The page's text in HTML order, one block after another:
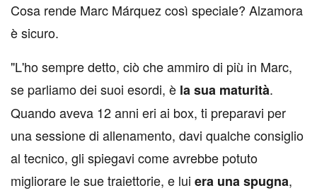
Cosa rende Marc Márquez così speciale? Alzamora
è sicuro.
"L'ho sempre detto, ciò che ammiro di più in Marc,
se parliamo dei suoi esordi, è la sua maturità.
Quando aveva 12 anni eri ai box, ti preparavi per
una sessione di allenamento, davi qualche consiglio
al tecnico, gli spiegavi come avrebbe potuto
migliorare le sue traiettorie, e lui era una spugna,